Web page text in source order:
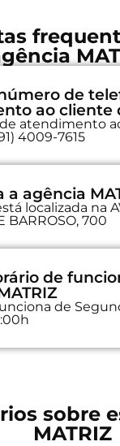
de
ao cliente
atendimento
4009-7615
a agência
localizada na
BARROSO, 700
de
de
sobre
MATRIZ